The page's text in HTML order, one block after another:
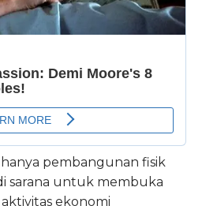
pembangunan fisik
sarana untuk membuka
ekonomi